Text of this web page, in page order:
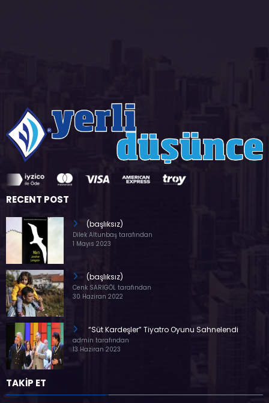
RECENT POST
(başlıksız)
Dilek Altunbaş tarafından
1 Mayıs 2023
(başlıksız)
Cenk SARIGÖL tarafından
30 Haziran 2022
“Süt Kardeşler” Tiyatro Oyunu Sahnelendi
admin tarafından
13 Haziran 2023
TAKİP ET